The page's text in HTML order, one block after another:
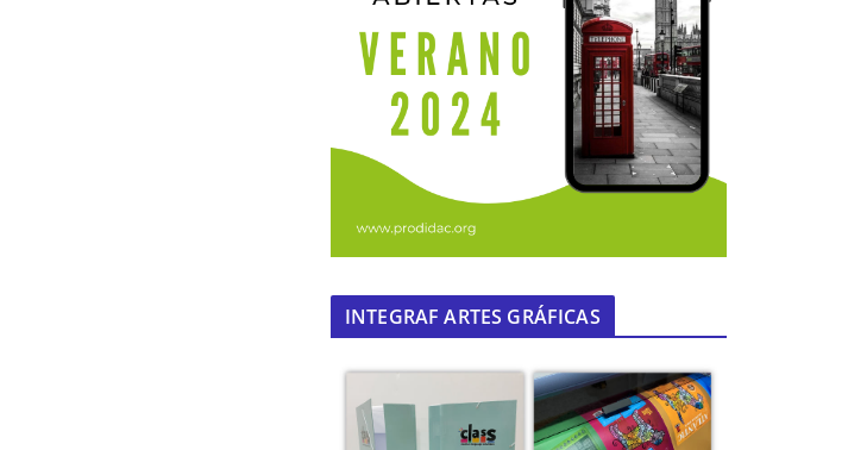
INTEGRAF ARTES GRÁFICAS